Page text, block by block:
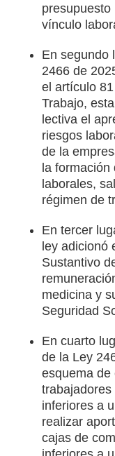
vínculo
En segundo
2466 de
el artículo
Trabajo,
lectiva el
riesgos
de la
la formación
laborales,
régimen de
En tercer
ley adicionó
Sustantivo
medicina y
Seguridad
En cuarto
de la Ley
esquema de
inferiores a
realizar
cajas de